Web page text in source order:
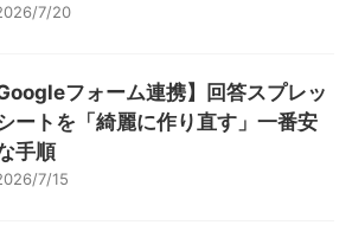
7/20
Googleフォーム連携】回答スプレッ
ートを「綺麗に作り直す」一番安
手順
7/15